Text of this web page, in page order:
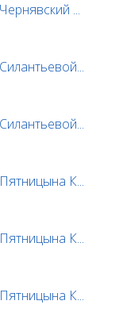
...
К...
К...
К...